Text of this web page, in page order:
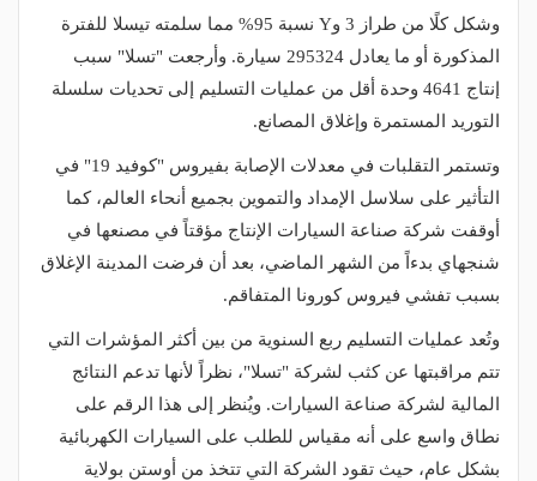
وشكل كلًا من طراز 3 وY نسبة 95% مما سلمته تيسلا للفترة
المذكورة أو ما يعادل 295324 سيارة. وأرجعت "تسلا" سبب
إنتاج 4641 وحدة أقل من عمليات التسليم إلى تحديات سلسلة
التوريد المستمرة وإغلاق المصانع.
وتستمر التقلبات في معدلات الإصابة بفيروس "كوفيد 19" في
التأثير على سلاسل الإمداد والتموين بجميع أنحاء العالم، كما
أوقفت شركة صناعة السيارات الإنتاج مؤقتاً في مصنعها في
شنجهاي بدءاً من الشهر الماضي، بعد أن فرضت المدينة الإغلاق
بسبب تفشي فيروس كورونا المتفاقم.
وتُعد عمليات التسليم ربع السنوية من بين أكثر المؤشرات التي
تتم مراقبتها عن كثب لشركة "تسلا"، نظراً لأنها تدعم النتائج
المالية لشركة صناعة السيارات. ويُنظر إلى هذا الرقم على
نطاق واسع على أنه مقياس للطلب على السيارات الكهربائية
بشكل عام، حيث تقود الشركة التي تتخذ من أوستن بولاية